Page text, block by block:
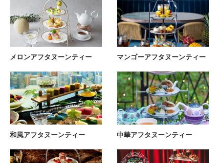
メロンアフタヌーンティー マンゴーアフタヌーンティー
和風アフタヌーンティー 中華アフタヌーンティー